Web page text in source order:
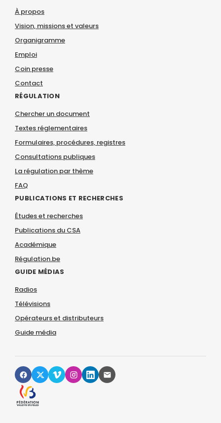
À propos
Vision, missions et valeurs
Organigramme
Emploi
Coin presse
Contact
RÉGULATION
Chercher un document
Textes réglementaires
Formulaires, procédures, registres
Consultations publiques
La régulation par thème
FAQ
PUBLICATIONS ET RECHERCHES
Études et recherches
Publications du CSA
Académique
Régulation.be
GUIDE MÉDIAS
Radios
Télévisions
Opérateurs et distributeurs
Guide média